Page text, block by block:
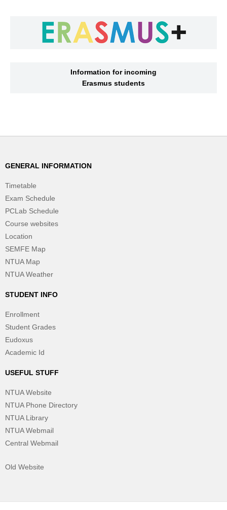
Information for incoming
Erasmus students
GENERAL INFORMATION
Timetable
Exam Schedule
PCLab Schedule
Course websites
Location
SEMFE Map
NTUA Map
NTUA Weather
STUDENT INFO
Enrollment
Student Grades
Eudoxus
Academic Id
USEFUL STUFF
NTUA Website
NTUA Phone Directory
NTUA Library
NTUA Webmail
Central Webmail
Old Website